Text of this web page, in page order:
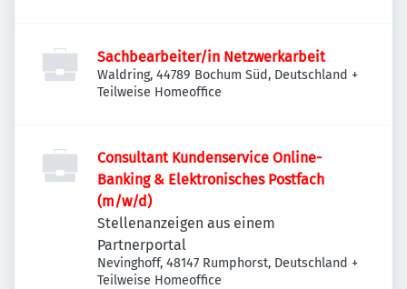
Sachbearbeiter/in Netzwerkarbeit
Waldring, 44789 Bochum Süd, Deutschland +
Teilweise Homeoffice
Consultant Kundenservice Online-
Banking & Elektronisches Postfach
(m/w/d)
Stellenanzeigen aus einem
Partnerportal
Nevinghoff, 48147 Rumphorst, Deutschland +
Teilweise Homeoffice